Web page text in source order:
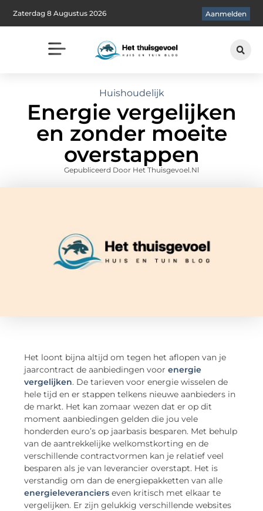
Zaterdag 8 Augustus 2026 Aanmelden
Huishoudelijk
Energie vergelijken
en zonder moeite
overstappen
Gepubliceerd Door Het Thuisgevoel.nl
Het loont bijna altijd om tegen het aflopen van je
jaarcontract de aanbiedingen voorenergie
vergelijken. De tarieven voor energie wisselen de
hele tijd en er stappen telkens nieuwe aanbieders in
de markt. Het kan zomaar wezen dat er op dit
moment aanbiedingen gelden die jou vele
honderden euro’s op jaarbasis besparen. Met behulp
van de aantrekkelijke welkomstkorting en de
verschillende contractvormen kan je relatief veel
besparen als je van leverancier overstapt. Het is
verstandig om dan de energiepakketten van alle
energieleveranciers even kritisch met elkaar te
vergelijken. Er zijn gelukkig verschillende websites